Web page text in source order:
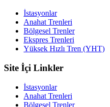
İstasyonlar
Anahat Trenleri
Bölgesel Trenler
Ekspres Trenleri
Yüksek Hızlı Tren (YHT)
Site İçi Linkler
İstasyonlar
Anahat Trenleri
Bölgesel Trenler